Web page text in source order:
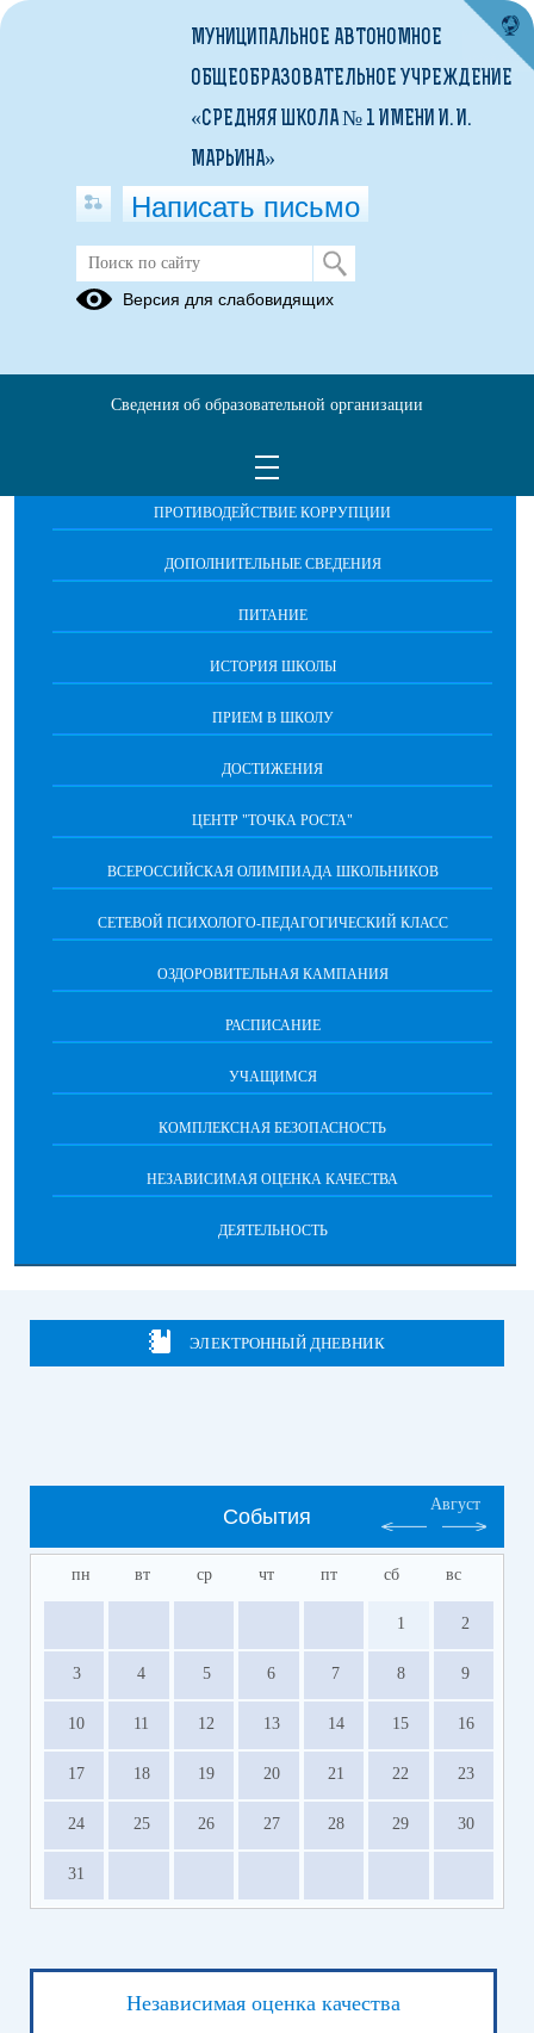
Учащимся
ОБРАЩЕНИЯ ГРАЖДАН
ПРОТИВОДЕЙСТВИЕ КОРРУПЦИИ
ДОПОЛНИТЕЛЬНЫЕ СВЕДЕНИЯ
ПИТАНИЕ
ИСТОРИЯ ШКОЛЫ
ПРИЕМ В ШКОЛУ
ДОСТИЖЕНИЯ
ЦЕНТР "ТОЧКА РОСТА"
ВСЕРОССИЙСКАЯ ОЛИМПИАДА ШКОЛЬНИКОВ
СЕТЕВОЙ ПСИХОЛОГО-ПЕДАГОГИЧЕСКИЙ КЛАСС
ОЗДОРОВИТЕЛЬНАЯ КАМПАНИЯ
РАСПИСАНИЕ
УЧАЩИМСЯ
КОМПЛЕКСНАЯ БЕЗОПАСНОСТЬ
НЕЗАВИСИМАЯ ОЦЕНКА КАЧЕСТВА
ДЕЯТЕЛЬНОСТЬ
ЭЛЕКТРОННЫЙ ДНЕВНИК
События
Август
пн вт ср чт пт сб вс
1 2
3 4 5 6 7 8 9
10 11 12 13 14 15 16
17 18 19 20 21 22 23
24 25 26 27 28 29 30
31
Независимая оценка качества
МУНИЦИПАЛЬНОЕ АВТОНОМНОЕ
ОБЩЕОБРАЗОВАТЕЛЬНОЕ УЧРЕЖДЕНИЕ
«СРЕДНЯЯ ШКОЛА № 1 ИМЕНИ И. И.
МАРЬИНА»
Написать письмо
Версия для слабовидящих
Сведения об образовательной организации